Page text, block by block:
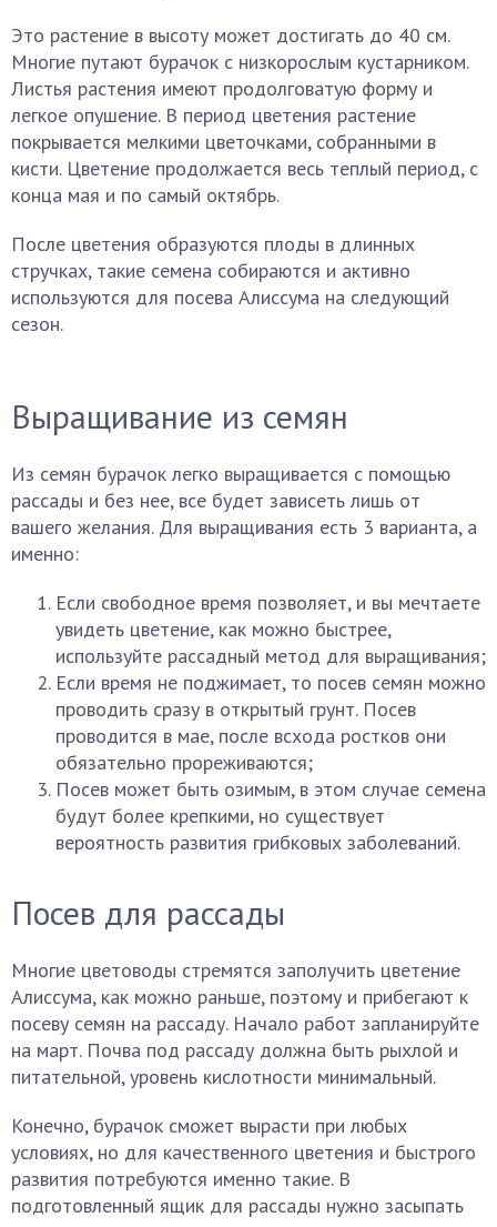
Это растение в высоту может достигать до 40 см.
Многие путают бурачок с низкорослым кустарником.
Листья растения имеют продолговатую форму и
легкое опушение. В период цветения растение
покрывается мелкими цветочками, собранными в
кисти. Цветение продолжается весь теплый период, с
конца мая и по самый октябрь.
После цветения образуются плоды в длинных
стручках, такие семена собираются и активно
используются для посева Алиссума на следующий
сезон.
Выращивание из семян
Из семян бурачок легко выращивается с помощью
рассады и без нее, все будет зависеть лишь от
вашего желания. Для выращивания есть 3 варианта, а
именно:
Если свободное время позволяет, и вы мечтаете
увидеть цветение, как можно быстрее,
используйте рассадный метод для выращивания;
Если время не поджимает, то посев семян можно
проводить сразу в открытый грунт. Посев
проводится в мае, после всхода ростков они
обязательно прореживаются;
Посев может быть озимым, в этом случае семена
будут более крепкими, но существует
вероятность развития грибковых заболеваний.
Посев для рассады
Многие цветоводы стремятся заполучить цветение
Алиссума, как можно раньше, поэтому и прибегают к
посеву семян на рассаду. Начало работ запланируйте
на март. Почва под рассаду должна быть рыхлой и
питательной, уровень кислотности минимальный.
Конечно, бурачок сможет вырасти при любых
условиях, но для качественного цветения и быстрого
развития потребуются именно такие. В
подготовленный ящик для рассады нужно засыпать